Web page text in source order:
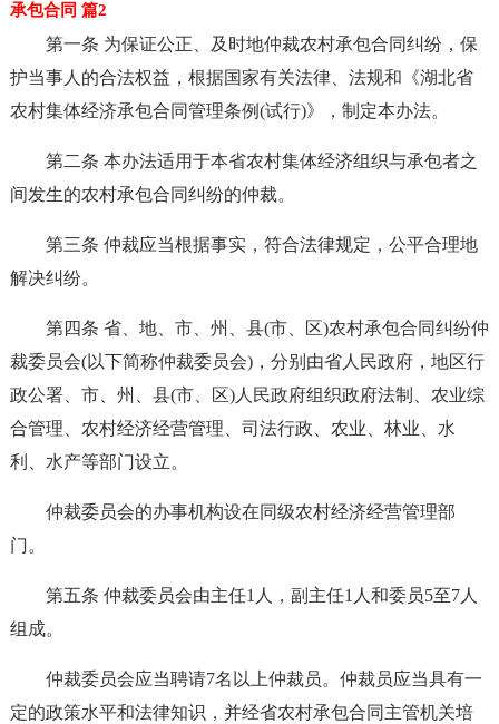
承包合同 篇2
第一条 为保证公正、及时地仲裁农村承包合同纠纷，保
护当事人的合法权益，根据国家有关法律、法规和《湖北省
农村集体经济承包合同管理条例(试行)》，制定本办法。
第二条 本办法适用于本省农村集体经济组织与承包者之
间发生的农村承包合同纠纷的仲裁。
第三条 仲裁应当根据事实，符合法律规定，公平合理地
解决纠纷。
第四条 省、地、市、州、县(市、区)农村承包合同纠纷仲
裁委员会(以下简称仲裁委员会)，分别由省人民政府，地区行
政公署、市、州、县(市、区)人民政府组织政府法制、农业综
合管理、农村经济经营管理、司法行政、农业、林业、水
利、水产等部门设立。
仲裁委员会的办事机构设在同级农村经济经营管理部
门。
第五条 仲裁委员会由主任1人，副主任1人和委员5至7人
组成。
仲裁委员会应当聘请7名以上仲裁员。仲裁员应当具有一
定的政策水平和法律知识，并经省农村承包合同主管机关培